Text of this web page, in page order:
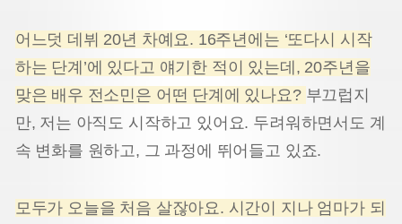
어느덧 데뷔 20년 차예요. 16주년에는 ‘또다시 시작
하는 단계’에 있다고 얘기한 적이 있는데, 20주년을
맞은 배우 전소민은 어떤 단계에 있나요? 부끄럽지
만, 저는 아직도 시작하고 있어요. 두려워하면서도 계
속 변화를 원하고, 그 과정에 뛰어들고 있죠.
모두가 오늘을 처음 살잖아요. 시간이 지나 엄마가 되